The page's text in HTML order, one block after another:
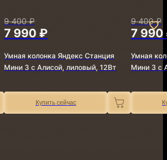
9 400 ₽
7 990 ₽
Умная колонка Яндекс Станция
Мини 3 с Алисой, лиловый, 12Вт
Купить сейчас
9 400 ₽
7 990
Умная
Мини 3 с